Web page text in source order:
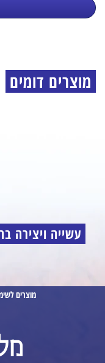
מוצרים דומים
עשייה ויצירה
מוצרים